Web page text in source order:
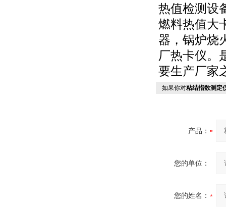
热值检测设
燃料热值大
器，锅炉烧
厂热卡仪。
要生产厂家
如果你对粘结指数测定
产品：
您的单位：
您的姓名：